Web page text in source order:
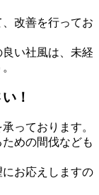
改善を行ってお
い社風は、未経
！
っております。
めの間伐なども
お応えしますの